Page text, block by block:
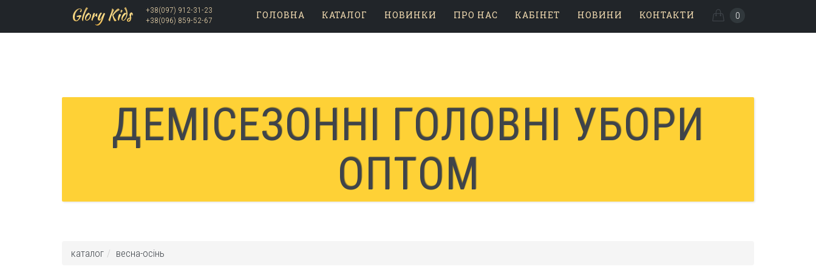
Glory Kids ГОЛОВНА КАТАЛОГ НОВИНКИ ПРО НАС КАБІНЕТ НОВИНИ КОНТАКТИ 0
+38(097) 912-31-23
+38(096) 859-52-67
ДЕМІСЕЗОННІ ГОЛОВНІ УБОРИ
ОПТОМ
каталог весна-осінь